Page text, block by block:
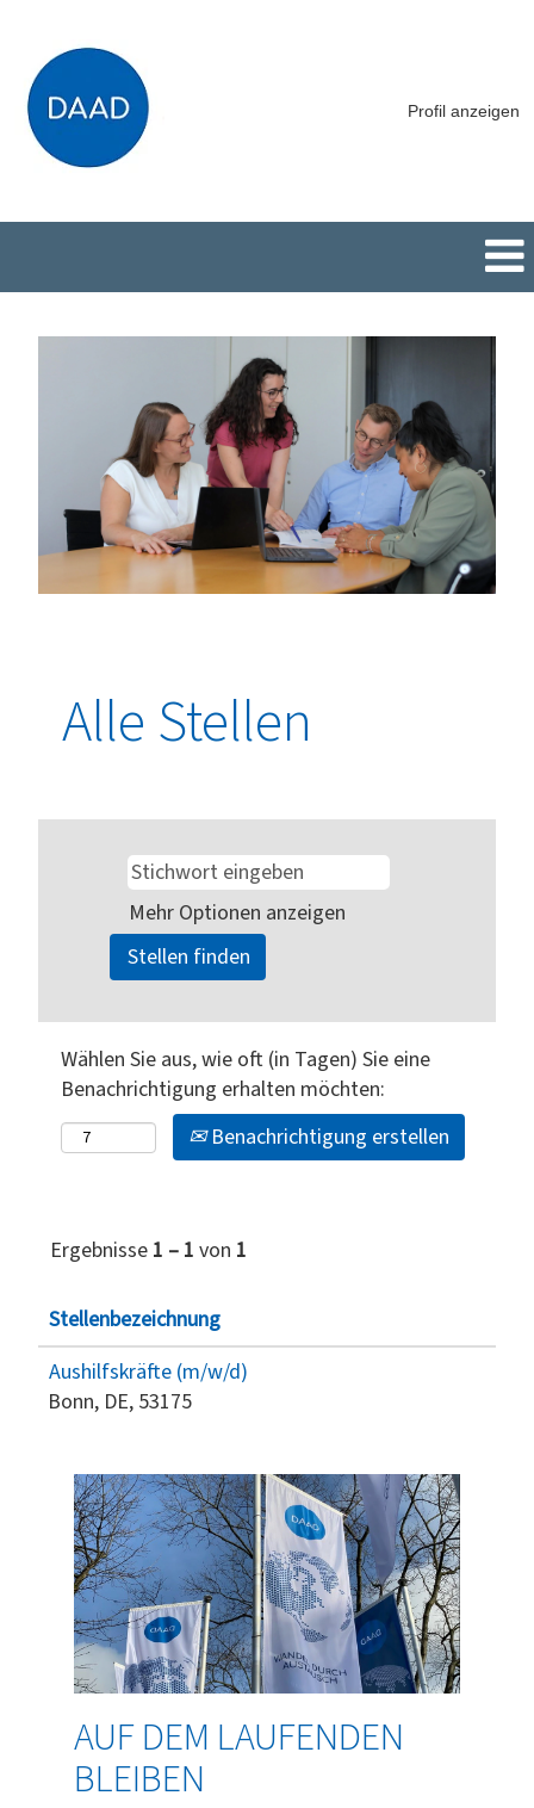
Profil anzeigen
Stellen
Alle Stellen
Mehr Optionen anzeigen
Wählen Sie aus, wie oft (in Tagen) Sie eine
Benachrichtigung erhalten möchten:
Benachrichtigung erstellen
Ergebnisse 1 – 1 von 1
Stellenbezeichnung
Aushilfskräfte (m/w/d)
Bonn, DE, 53175
AUF DEM LAUFENDEN
BLEIBEN